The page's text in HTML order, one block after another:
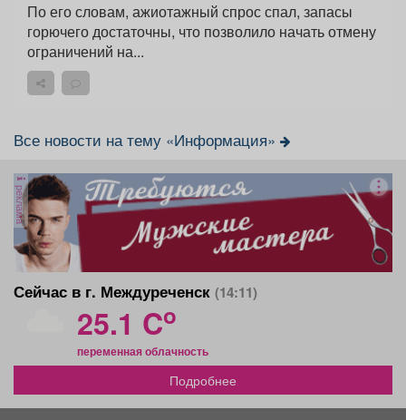
По его словам, ажиотажный спрос спал, запасы
горючего достаточны, что позволило начать отмену
ограничений на...
Все новости на тему «Информация»
реклама
Сейчас в г. Междуреченск (14:11)
25.1 Co
переменная облачность
Подробнее